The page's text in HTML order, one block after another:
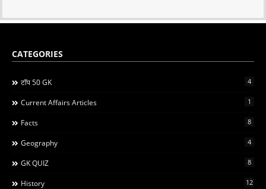
CATEGORIES
टॉप 50 GK 4
Current Affairs Articles 1
Facts 8
Geography 4
GK QUIZ 8
History 12